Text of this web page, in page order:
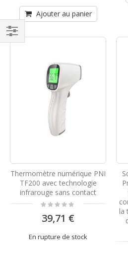
Ajouter au panier
Thermomètre numérique PNI
TF200 avec technologie
infrarouge sans contact
Rating:
0%
39,71 €
En rupture de stock
la
Filtrer